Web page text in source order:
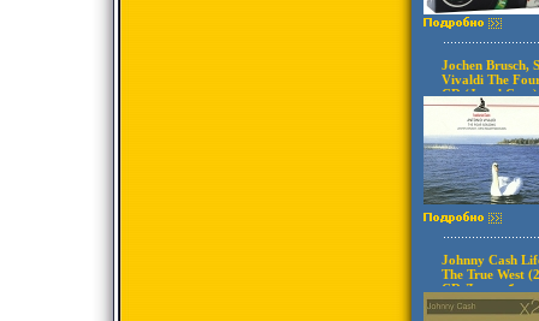
Jochen Brusch,
Vivaldi The
CD (Jewel
The
Концерн
5779v.
Johnny Cash
The True West
CD
Лицензионные